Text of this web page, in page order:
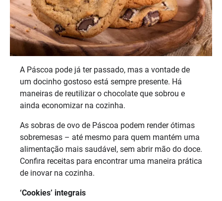
A Páscoa pode já ter passado, mas a vontade de
um docinho gostoso está sempre presente. Há
maneiras de reutilizar o chocolate que sobrou e
ainda economizar na cozinha.
As sobras de ovo de Páscoa podem render ótimas
sobremesas – até mesmo para quem mantém uma
alimentação mais saudável, sem abrir mão do doce.
Confira receitas para encontrar uma maneira prática
de inovar na cozinha.
‘Cookies’ integrais